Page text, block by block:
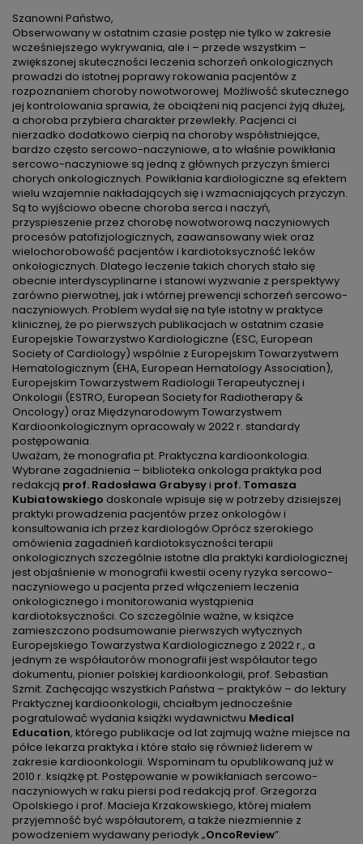
Szanowni Państwo,
Obserwowany w ostatnim czasie postęp nie tylko w zakresie
wcześniejszego wykrywania, ale i – przede wszystkim –
zwiększonej skuteczności leczenia schorzeń onkologicznych
prowadzi do istotnej poprawy rokowania pacjentów z
rozpoznaniem choroby nowotworowej. Możliwość skutecznego
jej kontrolowania sprawia, że obciążeni nią pacjenci żyją dłużej,
a choroba przybiera charakter przewlekły. Pacjenci ci
nierzadko dodatkowo cierpią na choroby współistniejące,
bardzo często sercowo-naczyniowe, a to właśnie powikłania
sercowo-naczyniowe są jedną z głównych przyczyn śmierci
chorych onkologicznych. Powikłania kardiologiczne są efektem
wielu wzajemnie nakładających się i wzmacniających przyczyn.
Są to wyjściowo obecne choroba serca i naczyń,
przyspieszenie przez chorobę nowotworową naczyniowych
procesów patofizjologicznych, zaawansowany wiek oraz
wielochorobowość pacjentów i kardiotoksyczność leków
onkologicznych. Dlatego leczenie takich chorych stało się
obecnie interdyscyplinarne i stanowi wyzwanie z perspektywy
zarówno pierwotnej, jak i wtórnej prewencji schorzeń sercowo-
naczyniowych. Problem wydał się na tyle istotny w praktyce
klinicznej, że po pierwszych publikacjach w ostatnim czasie
Europejskie Towarzystwo Kardiologiczne (ESC, European
Society of Cardiology) wspólnie z Europejskim Towarzystwem
Hematologicznym (EHA, European Hematology Association),
Europejskim Towarzystwem Radiologii Terapeutycznej i
Onkologii (ESTRO, European Society for Radiotherapy &
Oncology) oraz Międzynarodowym Towarzystwem
Kardioonkologicznym opracowały w 2022 r. standardy
postępowania.
Uważam, że monografia pt. Praktyczna kardioonkologia.
Wybrane zagadnienia – biblioteka onkologa praktyka pod
redakcją prof. Radosława Grabysyi prof. Tomasza
Kubiatowskiego doskonale wpisuje się w potrzeby dzisiejszej
praktyki prowadzenia pacjentów przez onkologów i
konsultowania ich przez kardiologów.Oprócz szerokiego
omówienia zagadnień kardiotoksyczności terapii
onkologicznych szczególnie istotne dla praktyki kardiologicznej
jest objaśnienie w monografii kwestii oceny ryzyka sercowo-
naczyniowego u pacjenta przed włączeniem leczenia
onkologicznego i monitorowania wystąpienia
kardiotoksyczności. Co szczególnie ważne, w książce
zamieszczono podsumowanie pierwszych wytycznych
Europejskiego Towarzystwa Kardiologicznego z 2022 r., a
jednym ze współautorów monografii jest współautor tego
dokumentu, pionier polskiej kardioonkologii, prof. Sebastian
Szmit. Zachęcając wszystkich Państwa – praktyków – do lektury
Praktycznej kardioonkologii, chciałbym jednocześnie
pogratulować wydania książki wydawnictwu Medical
Education, którego publikacje od lat zajmują ważne miejsce na
półce lekarza praktyka i które stało się również liderem w
zakresie kardioonkologii. Wspominam tu opublikowaną już w
2010 r. książkę pt. Postępowanie w powikłaniach sercowo-
naczyniowych w raku piersi pod redakcją prof. Grzegorza
Opolskiego i prof. Macieja Krzakowskiego, której miałem
przyjemność być współautorem, a także niezmiennie z
powodzeniem wydawany periodyk „OncoReview”.